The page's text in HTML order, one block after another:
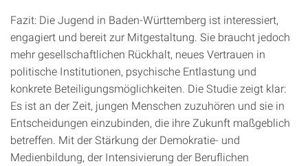
Fazit: Die Jugend in Baden-Württemberg ist interessiert,
engagiert und bereit zur Mitgestaltung. Sie braucht jedoch
mehr gesellschaftlichen Rückhalt, neues Vertrauen in
politische Institutionen, psychische Entlastung und
konkrete Beteiligungsmöglichkeiten. Die Studie zeigt klar:
Es ist an der Zeit, jungen Menschen zuzuhören und sie in
Entscheidungen einzubinden, die ihre Zukunft maßgeblich
betreffen. Mit der Stärkung der Demokratie- und
Medienbildung, der Intensivierung der Beruflichen